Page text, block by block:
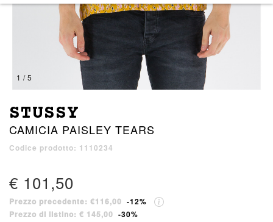
1 / 5
STUSSY
CAMICIA PAISLEY TEARS
Codice prodotto: 1110234
€ 101,50
Prezzo precedente: €116,00 -12%
Prezzo di listino: € 145,00 -30%